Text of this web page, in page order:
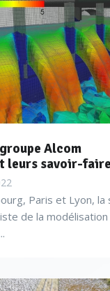
start-up adossée au
INSA et Université
la conception,
des eaux.
modélisation 3D des
la conception de
3D Eau met son
soumis à
grâce à une
nécessaire donc
Alcom
leurs savoir-faire
Paris et Lyon, la
de la modélisation